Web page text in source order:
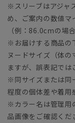
※スリーブはアジャ
め、ご案内の数値マ
（例：86.0cmの場
※お届けする商品の
ヌードサイズ（体
ますが、誤表記では
※同サイズまたは同
程度の個体差や着用
※カラー名は管理用
品画像をご確認くだ